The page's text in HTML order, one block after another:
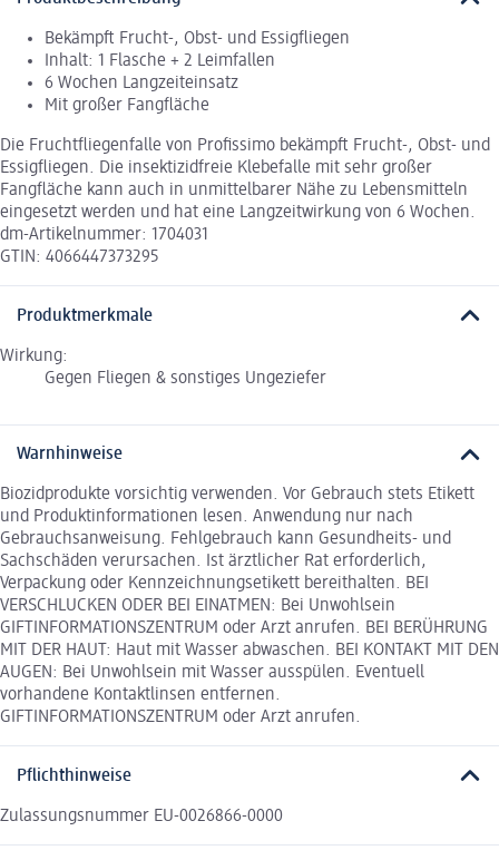
Bekämpft Frucht-, Obst- und Essigfliegen
Inhalt: 1 Flasche + 2 Leimfallen
6 Wochen Langzeiteinsatz
Mit großer Fangfläche
Die Fruchtfliegenfalle von Profissimo bekämpft Frucht-, Obst- und
Essigfliegen. Die insektizidfreie Klebefalle mit sehr großer
Fangfläche kann auch in unmittelbarer Nähe zu Lebensmitteln
eingesetzt werden und hat eine Langzeitwirkung von 6 Wochen.
dm-Artikelnummer: 1704031
GTIN: 4066447373295
Produktmerkmale
Wirkung:
Gegen Fliegen & sonstiges Ungeziefer
Warnhinweise
Biozidprodukte vorsichtig verwenden. Vor Gebrauch stets Etikett
und Produktinformationen lesen. Anwendung nur nach
Gebrauchsanweisung. Fehlgebrauch kann Gesundheits- und
Sachschäden verursachen. Ist ärztlicher Rat erforderlich,
Verpackung oder Kennzeichnungsetikett bereithalten. BEI
VERSCHLUCKEN ODER BEI EINATMEN: Bei Unwohlsein
GIFTINFORMATIONSZENTRUM oder Arzt anrufen. BEI BERÜHRUNG
MIT DER HAUT: Haut mit Wasser abwaschen. BEI KONTAKT MIT DEN
AUGEN: Bei Unwohlsein mit Wasser ausspülen. Eventuell
vorhandene Kontaktlinsen entfernen.
GIFTINFORMATIONSZENTRUM oder Arzt anrufen.
Pflichthinweise
Zulassungsnummer EU-0026866-0000